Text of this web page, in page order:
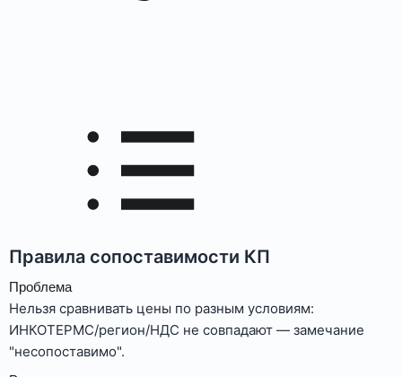
Правила сопоставимости КП
Проблема
Нельзя сравнивать цены по разным условиям:
ИНКОТЕРМС/регион/НДС не совпадают — замечание
"несопоставимо".